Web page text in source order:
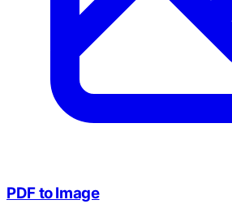
PDF to Image